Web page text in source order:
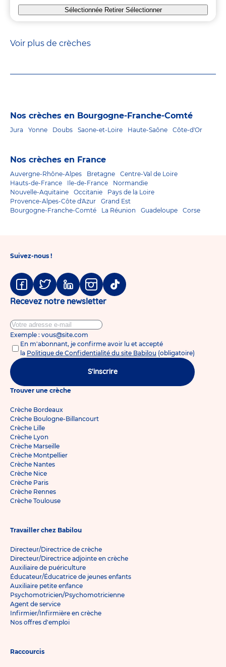
Sélectionnée Retirer Sélectionner
Voir plus de crèches
Nos crèches en Bourgogne-Franche-Comté
Jura Yonne Doubs Saone-et-Loire Haute-Saône Côte-d'Or
Nos crèches en France
Auvergne-Rhône-Alpes Bretagne
Centre-Val de Loire
Hauts-de-France
Ile-de-France
Normandie
Nouvelle-Aquitaine
Occitanie
Pays de la Loire
Provence-Alpes-Côte d'Azur
Grand Est
Bourgogne-Franche-Comté
La Réunion Guadeloupe Corse
Suivez-nous !
Facebook
TwitterLinkedinInstagram
Tiktok
Recevez notre newsletter
Exemple : vous@site.com
En m'abonnant, je confirme avoir lu et accepté
la Politique de Confidentialité du site Babilou (obligatoire)
S'inscrire
Trouver une crèche
Crèche Bordeaux
Crèche Boulogne-Billancourt
Crèche Lille
Crèche Lyon
Crèche Marseille
Crèche Montpellier
Crèche Nantes
Crèche Nice
Crèche Paris
Crèche Rennes
Crèche Toulouse
Travailler chez Babilou
Directeur/Directrice de crèche
Directeur/Directrice adjointe en crèche
Auxiliaire de puériculture
Éducateur/Éducatrice de jeunes enfants
Auxiliaire petite enfance
Psychomotricien/Psychomotricienne
Agent de service
Infirmier/Infirmière en crèche
Nos offres d'emploi
Raccourcis